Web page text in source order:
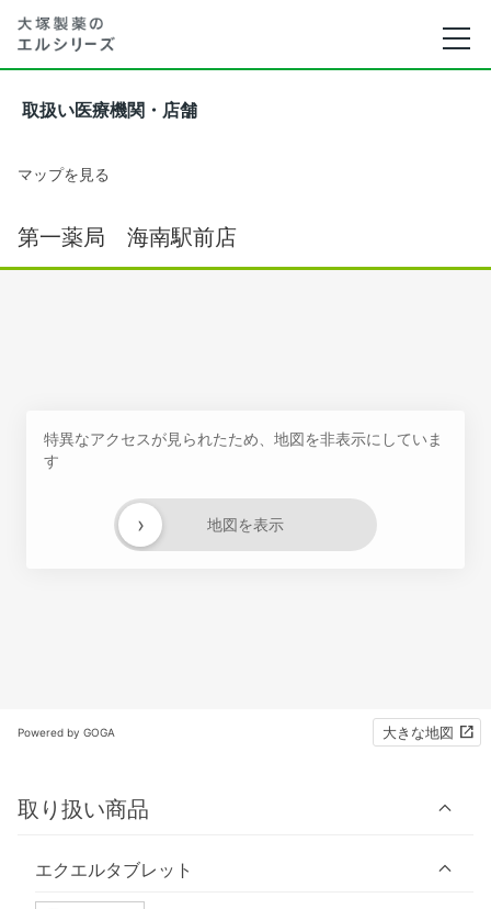
取扱い医療機関・店舗
マップを見る
第一薬局 海南駅前店
特異なアクセスが見られたため、地図を非表示にしていま
す
地図を表示
›
Powered by GOGA 大きな地図
取り扱い商品
エクエルタブレット